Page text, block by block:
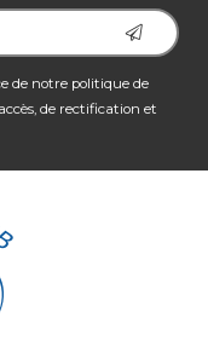
de notre politique de
de rectification et